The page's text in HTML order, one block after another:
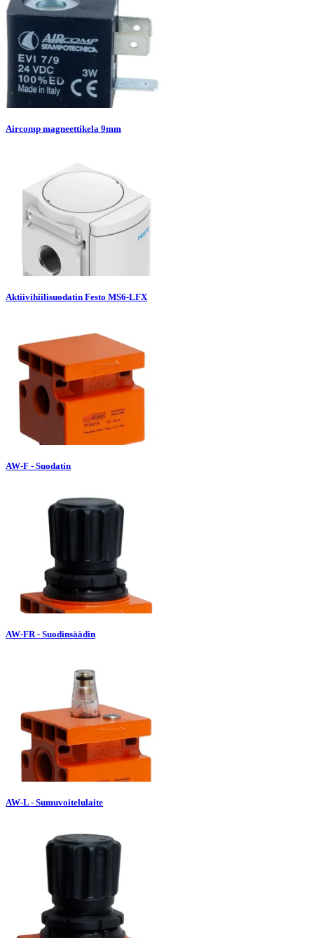
Aircomp magneettikela 9mm
Aktiivihiilisuodatin Festo MS6-LFX
AW-F - Suodatin
AW-FR - Suodinsäädin
AW-L - Sumuvoitelulaite